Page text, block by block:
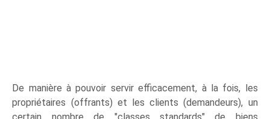
De manière à pouvoir servir efficacement, à la fois, les
propriétaires (offrants) et les clients (demandeurs), un